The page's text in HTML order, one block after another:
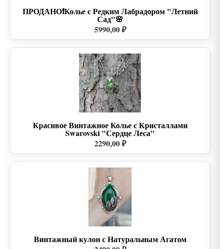
ПРОДАНО❗Колье с Редким Лабрадором "Летний
Сад"🌸
5990,00 ₽
Красивое Винтажное Колье с Кристаллами
Swarovski "Сердце Леса"
2290,00 ₽
Винтажный кулон с Натуральным Агатом